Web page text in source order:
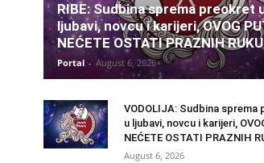
RIBE: Sudbina sprema preokret
ljubavi, novcu i karijeri, OVOG
NEĆETE OSTATI PRAZNIH
Portal - August 6, 2026
VODOLIJA: Sudbina sprema
u ljubavi, novcu i karijeri,
NEĆETE OSTATI PRAZNIH
August 6, 2026